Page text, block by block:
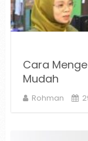
Cara
Mudah
Rohman